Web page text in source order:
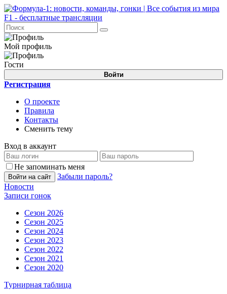
Мой профиль
Гости
Войти
Регистрация
О проекте
Правила
Контакты
Сменить тему
Вход в аккаунт
Не запоминать меня
Войти на сайт
Забыли пароль?
Новости
Записи гонок
Сезон 2026
Сезон 2025
Сезон 2024
Сезон 2023
Сезон 2022
Сезон 2021
Сезон 2020
Турнирная таблица